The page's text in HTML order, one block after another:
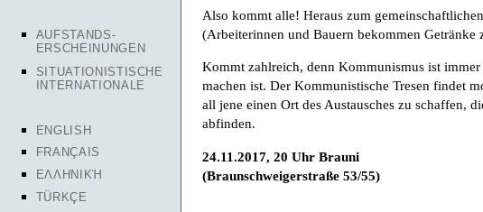
AUFSTANDS-
ERSCHEINUNGEN
SITUATIONISTISCHE
INTERNATIONALE
ENGLISH
FRANÇAIS
ΕΛΛΗΝΙΚΉ
TÜRKÇE
Also kommt alle! Heraus zum
(Arbeiterinnen und Bauern bekommen Getränke
Kommt zahlreich, denn Kommunismus ist
machen ist. Der Kommunistische Tresen findet
all jene einen Ort des Austausches zu schaffen,
abfinden.
24.11.2017, 20 Uhr Brauni
(Braunschweigerstraße 53/55)